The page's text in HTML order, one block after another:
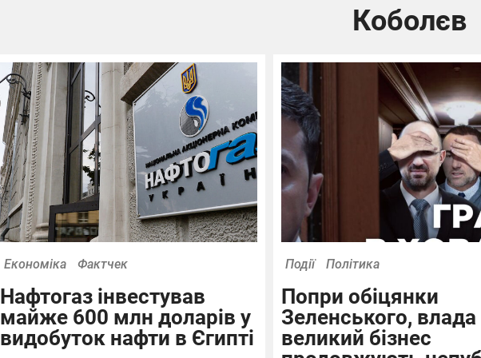
Коболєв
Економіка Фактчек
Нафтогаз інвестував
майже 600 млн доларів у
видобуток нафти в Єгипті
Події Політика
Попри обіцянки
Зеленського, влада
великий бізнес